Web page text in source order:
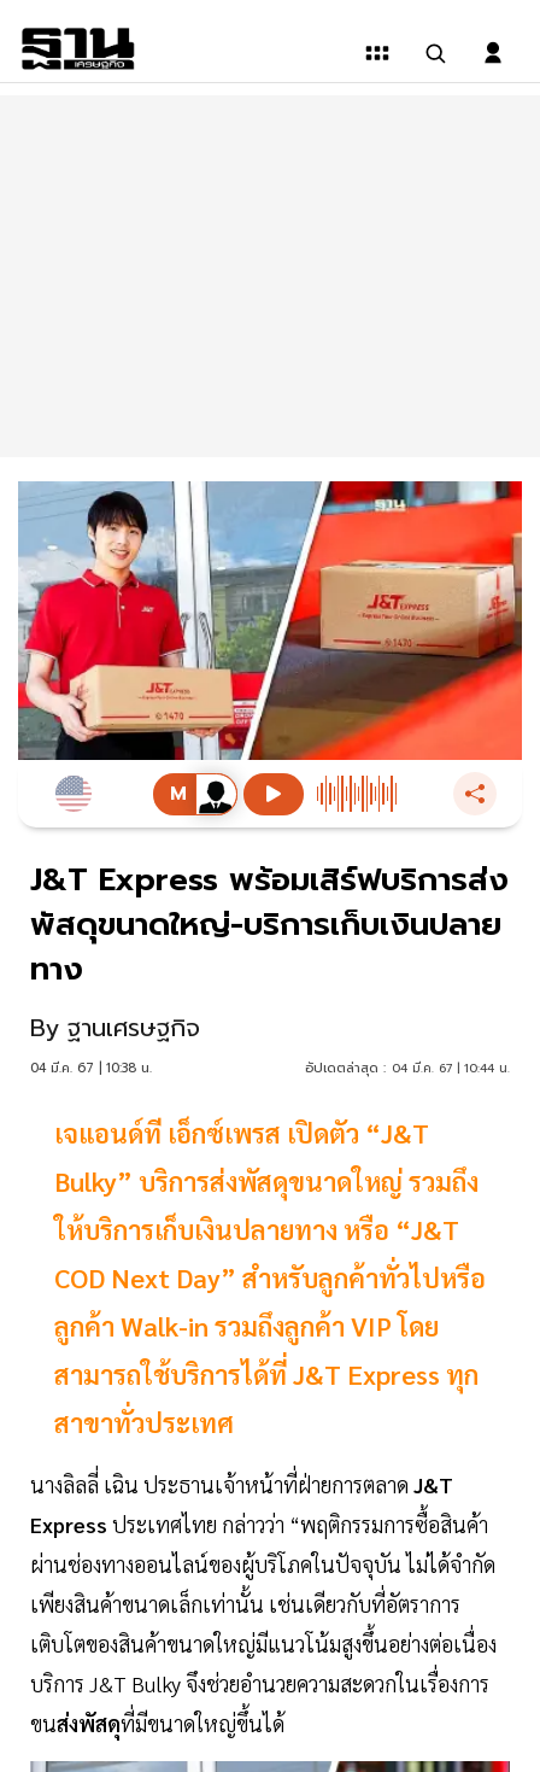
J&T Express พร้อมเสิร์ฟบริการส่ง
พัสดุขนาดใหญ่-บริการเก็บเงินปลาย
ทาง
By ฐานเศรษฐกิจ
04 มี.ค. 67 | 10:38 น. อัปเดตล่าสุด : 04 มี.ค. 67 | 10:44 น.
เจแอนด์ที เอ็กซ์เพรส เปิดตัว “J&T
Bulky” บริการส่งพัสดุขนาดใหญ่ รวมถึง
ให้บริการเก็บเงินปลายทาง หรือ “J&T
COD Next Day” สำหรับลูกค้าทั่วไปหรือ
ลูกค้า Walk-in รวมถึงลูกค้า VIP โดย
สามารถใช้บริการได้ที่ J&T Express ทุก
สาขาทั่วประเทศ
นางลิลลี่ เฉิน ประธานเจ้าหน้าที่ฝ่ายการตลาด J&T
Express ประเทศไทย กล่าวว่า “พฤติกรรมการซื้อสินค้า
ผ่านช่องทางออนไลน์ของผู้บริโภคในปัจจุบัน ไม่ได้จำกัด
เพียงสินค้าขนาดเล็กเท่านั้น เช่นเดียวกับที่อัตราการ
เติบโตของสินค้าขนาดใหญ่มีแนวโน้มสูงขึ้นอย่างต่อเนื่อง
บริการ J&T Bulky จึงช่วยอำนวยความสะดวกในเรื่องการ
ขนส่งพัสดุที่มีขนาดใหญ่ขึ้นได้